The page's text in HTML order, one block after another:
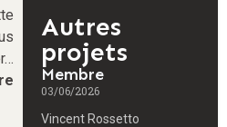
Autres
projets
Membre
03/06/2026
Vincent Rossetto